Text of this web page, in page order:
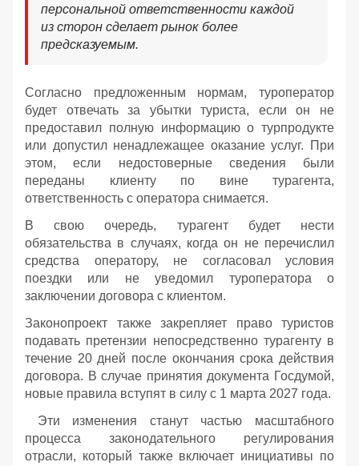
персональной ответственности каждой
из сторон сделает рынок более
предсказуемым.
Согласно предложенным нормам, туроператор
будет отвечать за убытки туриста, если он не
предоставил полную информацию о турпродукте
или допустил ненадлежащее оказание услуг. При
этом, если недостоверные сведения были
переданы клиенту по вине турагента,
ответственность с оператора снимается.
В свою очередь, турагент будет нести
обязательства в случаях, когда он не перечислил
средства оператору, не согласовал условия
поездки или не уведомил туроператора о
заключении договора с клиентом.
Законопроект также закрепляет право туристов
подавать претензии непосредственно турагенту в
течение 20 дней после окончания срока действия
договора. В случае принятия документа Госдумой,
новые правила вступят в силу с 1 марта 2027 года.
Эти изменения станут частью масштабного
процесса законодательного регулирования
отрасли, который также включает инициативы по